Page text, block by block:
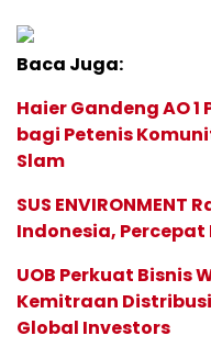
Baca Juga:
Haier Gandeng AO
bagi Petenis
Slam
SUS ENVIRONMENT
Indonesia, Percepat
UOB Perkuat Bisnis
Kemitraan
Global Investors